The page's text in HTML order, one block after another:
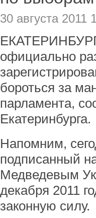
30 августа 2011
официально
бороться за
парламента,
Екатеринбурга.
Напомним,
подписанный
Медведевым
декабря 2011
законную силу.